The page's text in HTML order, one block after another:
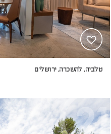
טלביה, להשכרה, ירושלים